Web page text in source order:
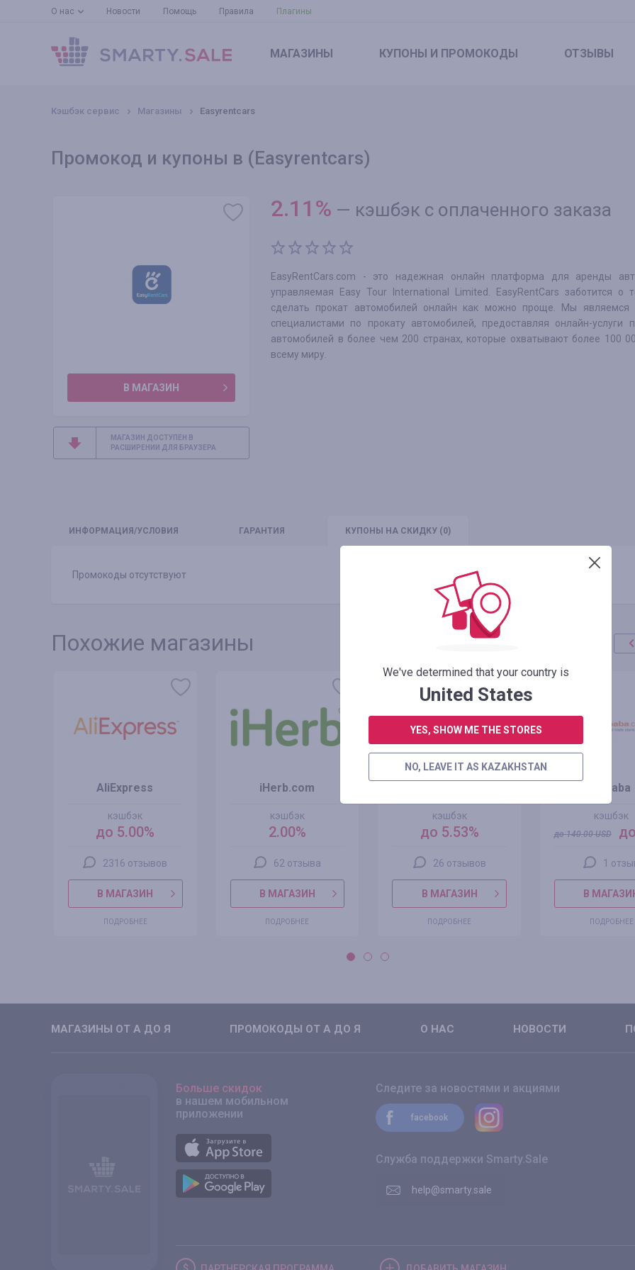
О нас Новости Помощь Правила Плагины
МАГАЗИНЫ КУПОНЫ И ПРОМОКОДЫ ОТЗЫВЫ
Кэшбэк сервис Магазины Easyrentcars
Промокод и купоны в (Easyrentcars)
В МАГАЗИН
МАГАЗИН ДОСТУПЕН В
РАСШИРЕНИИ ДЛЯ БРАУЗЕРА
2.11 % — кэшбэк с оплаченного заказа
EasyRentCars.com - это надежная онлайн платформа для аренды
управляемая Easy Tour International Limited. EasyRentCars заботится о
сделать прокат автомобилей онлайн как можно проще. Мы являемся
специалистами по прокату автомобилей, предоставляя онлайн-услуги
автомобилей в более чем 200 странах, которые охватывают более 100
всему миру.
ИНФО РМАЦИЯ/УСЛОВИЯ ГАРАНТИЯ КУПОНЫ НА СКИДКУ (0)
Промокоды отсутствуют
Похожие магазины
AliExpress
кэшбэк
до 5.00%
2316 отзывов
В МАГАЗИН
ПОДРОБНЕЕ
iHerb.com
кэшбэк
2.00%
62 отзыва
В МАГАЗИН
ПОДРОБНЕЕ
кэшбэк
до 5.53%
26 отзывов
В МАГАЗИН
ПОДРОБНЕЕ
акция
Alibaba
кэшбэк
до140.00USD
1
В
ПОДРОБНЕЕ
МАГАЗИНЫ ОТ А ДО Я ПРОМОКОДЫ ОТ А ДО Я О НАС НОВОСТИ
Больше скидок
в нашем мобильном
приложении
Следите за новостями и акциями
facebook
Служба поддержки Smarty.Sale
help@smarty.sale
We've determined that your country is
United States
YES, SHOW ME THE STORES
NO, LEAVE IT AS KAZAKHSTAN